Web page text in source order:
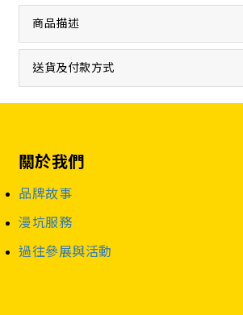
商品描述
送貨及付款方式
關於我們
品牌故事
漫坑服務
過往參展與活動